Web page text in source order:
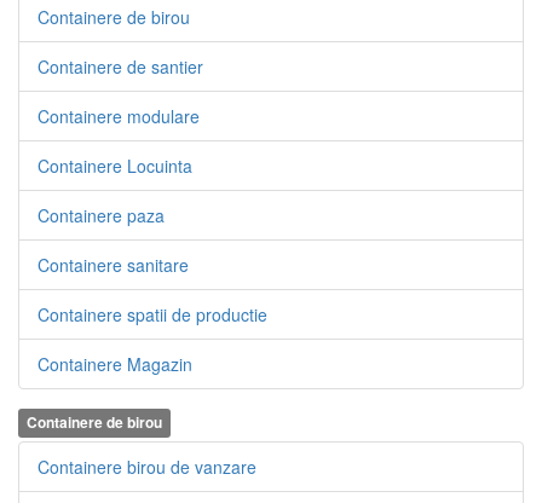
Containere de birou
Containere de santier
Containere modulare
Containere Locuinta
Containere paza
Containere sanitare
Containere spatii de productie
Containere Magazin
Containere de birou
Containere birou de vanzare